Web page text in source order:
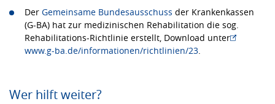
Der Gemeinsame Bundesausschuss der Krankenkassen
(G-BA) hat zur medizinischen Rehabilitation die sog.
Rehabilitations-Richtlinie erstellt, Download unter
www.g-ba.de/informationen/richtlinien/23.
Wer hilft weiter?